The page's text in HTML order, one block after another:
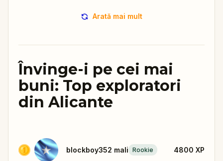
Arată mai mult
Învinge-i pe cei mai
buni: Top exploratori
din Alicante
blockboy352 mali Rookie 4800 XP